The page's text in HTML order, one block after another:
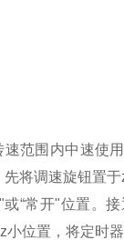
范围内中速使
将调速旋钮置
“常开"位置。
位置，将定时